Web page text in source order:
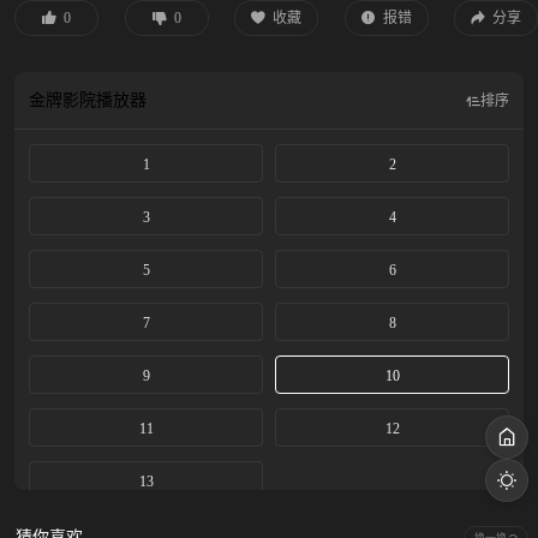
0 0 收藏 报错 分享
金牌影院播放器 排序
1 2
3 4
5 6
7 8
9 10
11 12
13